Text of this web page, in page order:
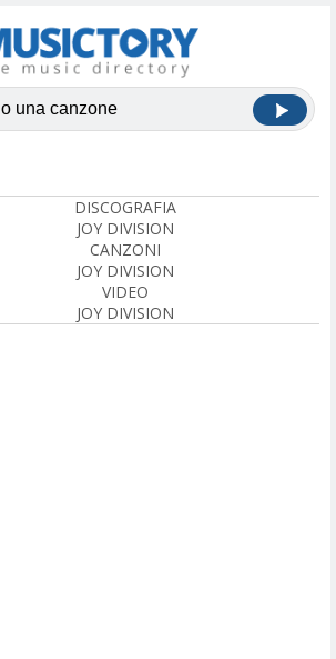
DISCOGRAFIA
JOY DIVISION
CANZONI
JOY DIVISION
VIDEO
JOY DIVISION